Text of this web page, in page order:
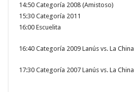
14:50 Categoría 2008 (Amistoso)
15:30 Categoría 2011
16:00 Escuelita
16:40 Categoría 2009 Lanús vs. La China
17:30 Categoría 2007 Lanús vs. La China